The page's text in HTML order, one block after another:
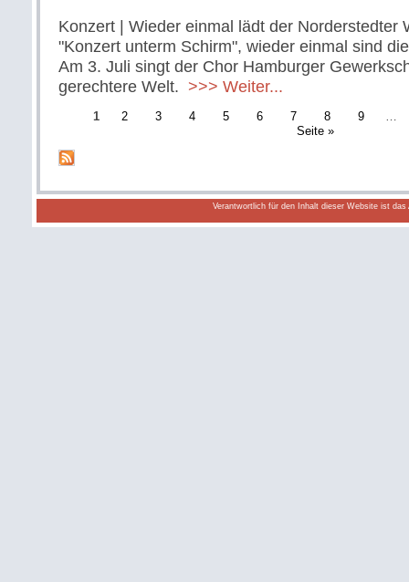
Konzert | Wieder einmal lädt der Norderstedter
"Konzert unterm Schirm", wieder einmal sind
Am 3. Juli singt der Chor Hamburger
gerechtere Welt. >>> Weiter...
1 2 3 4 5 6 7 8 9
Seite »
Verantwortlich für den Inhalt dieser Website ist